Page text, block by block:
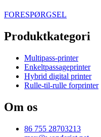
FORESPØRGSEL
Produktkategori
Multipass-printer
Enkeltpassageprinter
Hybrid digital printer
Rulle-til-rulle forprinter
Om os
86 755 28703213